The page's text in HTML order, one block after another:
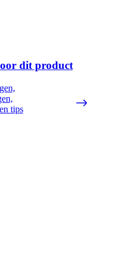
dit product
tips
door Bazaarvoice en voldoen
voor iedereen, of het nu een